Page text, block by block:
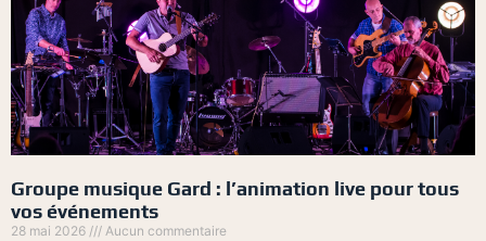
Groupe musique Gard : l’animation live pour tous
vos événements
28 mai 2026 Aucun commentaire